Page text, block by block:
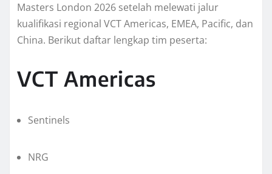
Masters London 2026 setelah melewati jalur
kualifikasi regional VCT Americas, EMEA, Pacific, dan
China. Berikut daftar lengkap tim peserta:
VCT Americas
Sentinels
NRG